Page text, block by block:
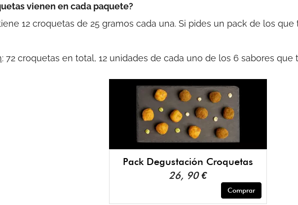
vienen en cada paquete?
12 croquetas de 25 gramos cada una. Si pides un pack de los que
: 72 croquetas en total, 12 unidades de cada uno de los 6 sabores que
Pack Degustación Croquetas
26, 90 €
Comprar